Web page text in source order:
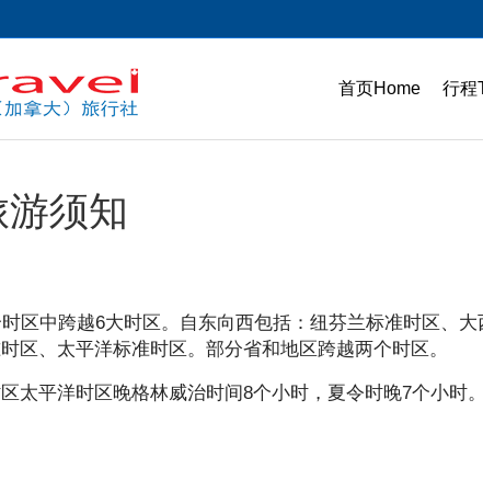
首页Home 行程
须知
区中跨越6大时区。自东向西包括：纽芬兰标准时区、
区、太平洋标准时区。部分省和地区跨越两个时区。
太平洋时区晚格林威治时间8个小时，夏令时晚7个小时